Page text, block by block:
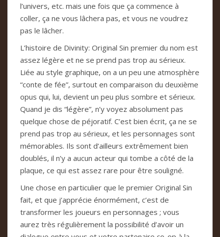
l’univers, etc. mais une fois que ça commence à
coller, ça ne vous lâchera pas, et vous ne voudrez
pas le lâcher.
L’histoire de Divinity: Original Sin premier du nom est
assez légère et ne se prend pas trop au sérieux.
Liée au style graphique, on a un peu une atmosphère
“conte de fée”, surtout en comparaison du deuxième
opus qui, lui, devient un peu plus sombre et sérieux.
Quand je dis “légère”, n’y voyez absolument pas
quelque chose de péjoratif. C’est bien écrit, ça ne se
prend pas trop au sérieux, et les personnages sont
mémorables. Ils sont d’ailleurs extrêmement bien
doublés, il n’y a aucun acteur qui tombe a côté de la
plaque, ce qui est assez rare pour être souligné.
Une chose en particulier que le premier Original Sin
fait, et que j’apprécie énormément, c’est de
transformer les joueurs en personnages ; vous
aurez très régulièrement la possibilité d’avoir un